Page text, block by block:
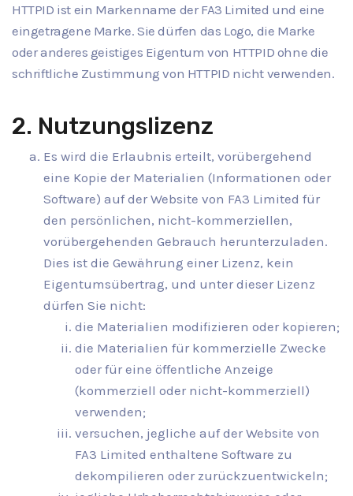
HTTPID ist ein Markenname der FA3 Limited und eine
eingetragene Marke. Sie dürfen das Logo, die Marke
oder anderes geistiges Eigentum von HTTPID ohne die
schriftliche Zustimmung von HTTPID nicht verwenden.
2. Nutzungslizenz
Es wird die Erlaubnis erteilt, vorübergehend
eine Kopie der Materialien (Informationen oder
Software) auf der Website von FA3 Limited für
den persönlichen, nicht-kommerziellen,
vorübergehenden Gebrauch herunterzuladen.
Dies ist die Gewährung einer Lizenz, kein
Eigentumsübertrag, und unter dieser Lizenz
dürfen Sie nicht:
die Materialien modifizieren oder kopieren;
die Materialien für kommerzielle Zwecke
oder für eine öffentliche Anzeige
(kommerziell oder nicht-kommerziell)
verwenden;
versuchen, jegliche auf der Website von
FA3 Limited enthaltene Software zu
dekompilieren oder zurückzuentwickeln;